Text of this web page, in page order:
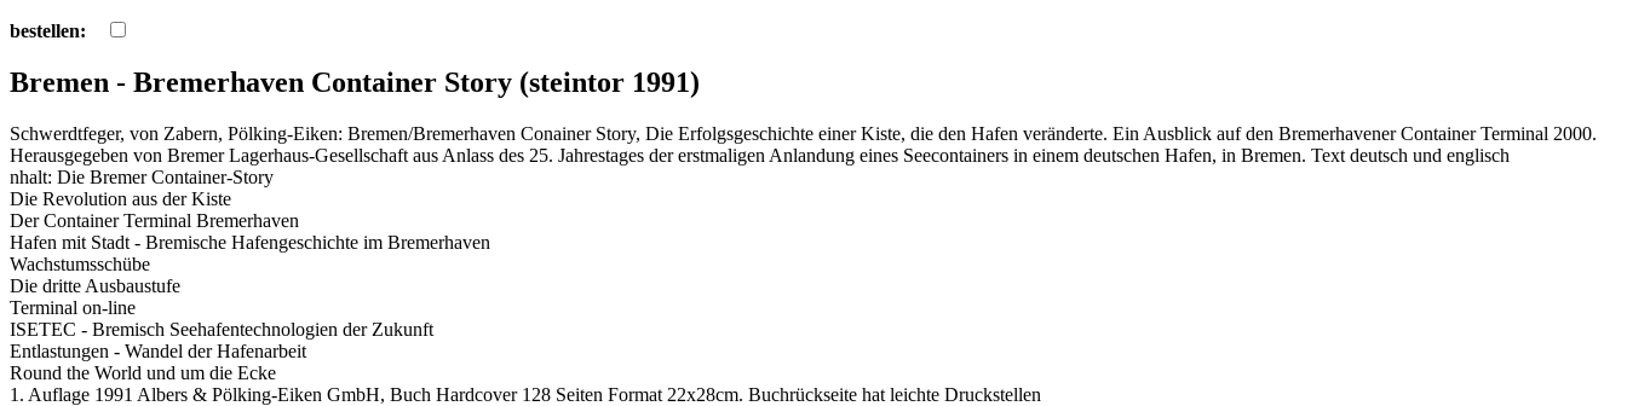
bestellen:
Bremen - Bremerhaven Container Story (steintor 1991)
Schwerdtfeger, von Zabern, Pölking-Eiken: Bremen/Bremerhaven Conainer Story, Die Erfolgsgeschichte einer Kiste, die den Hafen veränderte. Ein Ausblick auf den Bremerhavener Container Terminal 2000.
Herausgegeben von Bremer Lagerhaus-Gesellschaft aus Anlass des 25. Jahrestages der erstmaligen Anlandung eines Seecontainers in einem deutschen Hafen, in Bremen. Text deutsch und englisch
nhalt: Die Bremer Container-Story
Die Revolution aus der Kiste
Der Container Terminal Bremerhaven
Hafen mit Stadt - Bremische Hafengeschichte im Bremerhaven
Wachstumsschübe
Die dritte Ausbaustufe
Terminal on-line
ISETEC - Bremisch Seehafentechnologien der Zukunft
Entlastungen - Wandel der Hafenarbeit
Round the World und um die Ecke
1. Auflage 1991 Albers & Pölking-Eiken GmbH, Buch Hardcover 128 Seiten Format 22x28cm. Buchrückseite hat leichte Druckstellen